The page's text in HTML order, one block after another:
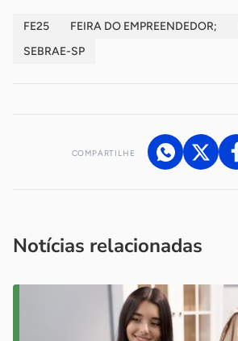
FE25 FEIRA DO EMPREENDEDOR;
SEBRAE-SP
COMPARTILHE
Notícias relacionadas